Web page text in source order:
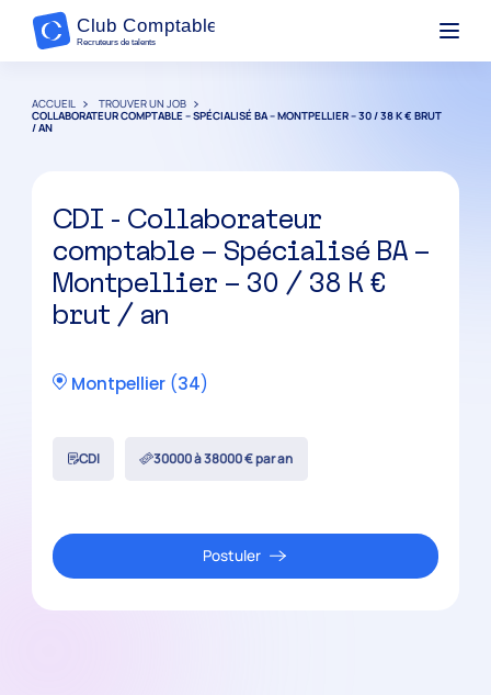
ACCUEIL
TROUVER UN JOB
COLLABORATEUR COMPTABLE – SPÉCIALISÉ BA – MONTPELLIER – 30 / 38 K € BRUT
/ AN
CDI - Collaborateur
comptable – Spécialisé BA –
Montpellier – 30 / 38 K €
brut / an
Montpellier(34)
CDI 30000 à 38000 € par an
Postuler